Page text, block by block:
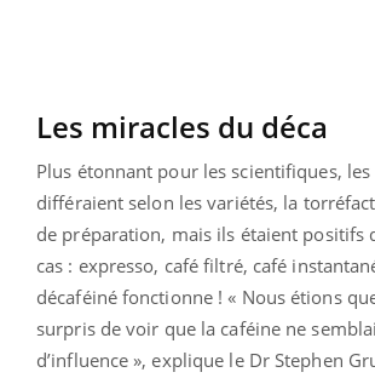
Les miracles du déca
Plus étonnant pour les scientifiques,
différaient selon les variétés, la
de préparation, mais ils étaient positifs
cas : expresso, café filtré, café
décaféiné fonctionne ! « Nous étions
surpris de voir que la caféine ne
d’influence », explique le Dr Stephen